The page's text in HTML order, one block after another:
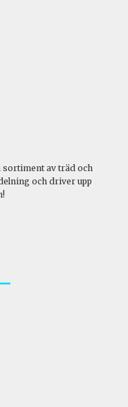
sortiment av träd och
och driver upp